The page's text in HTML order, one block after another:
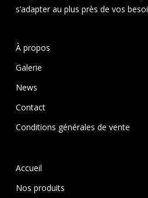
s’adapter au plus près de vos
À propos
Galerie
News
Contact
Conditions générales de vente
Accueil
Nos produits